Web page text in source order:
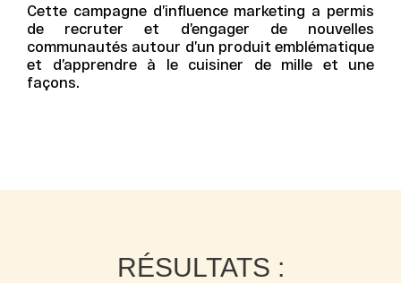
Cette campagne d’influence marketing a permis
de recruter et d’engager de nouvelles
communautés autour d’un produit emblématique
et d’apprendre à le cuisiner de mille et une
façons.
RÉSULTATS :